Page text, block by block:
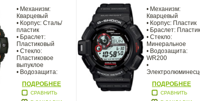
• Механизм:
Кварцевый
• Корпус: Сталь/
пластик
• Браслет:
Пластиковый
• Стекло:
Пластиковое
выпуклое
• Водозащита:
• Модуль часов
ПОДРОБНЕЕ
СРАВНИТЬ
• Механизм:
Кварцевый
• Корпус: Пластик
• Браслет: Пластик
• Стекло:
Минеральное
• Водозащита:
WR200
•
ПОДРОБНЕЕ
СРАВНИТЬ